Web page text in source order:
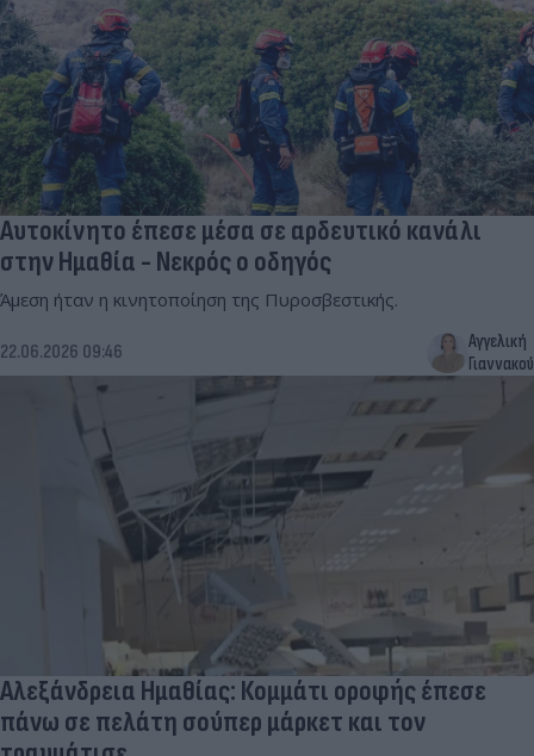
Αυτοκίνητο έπεσε μέσα σε αρδευτικό κανάλι
στην Ημαθία - Νεκρός ο οδηγός
Άμεση ήταν η κινητοποίηση της Πυροσβεστικής.
22.06.2026 09:46
Αγγελική
Γιαννακού
Αλεξάνδρεια Ημαθίας: Κομμάτι οροφής έπεσε
πάνω σε πελάτη σούπερ μάρκετ και τον